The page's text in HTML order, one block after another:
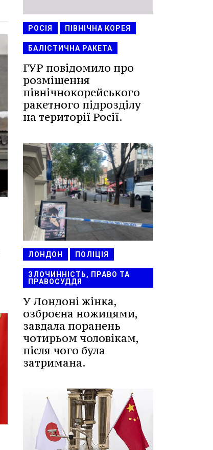
РОСІЯ ПІВНІЧНА КОРЕЯ
БАЛІСТИЧНА РАКЕТА
ГУР повідомило про
розміщення
північнокорейського
ракетного підрозділу
на території Росії.
ЛОНДОН ПОЛІЦІЯ
ЗЛОЧИННІСТЬ, ПРАВО ТА
ПРАВОСУДДЯ
У Лондоні жінка,
озброєна ножицями,
завдала поранень
чотирьом чоловікам,
після чого була
затримана.